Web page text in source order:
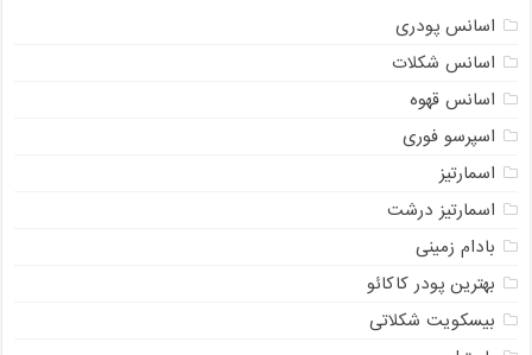
اسانس پودری
اسانس شکلات
اسانس قهوه
اسپرسو فوری
اسمارتیز
اسمارتیز درشت
بادام زمینی
بهترین پودر کاکائو
بیسکویت شکلاتی